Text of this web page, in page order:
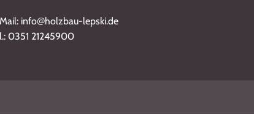
info@holzbau-lepski.de
0351 21245900